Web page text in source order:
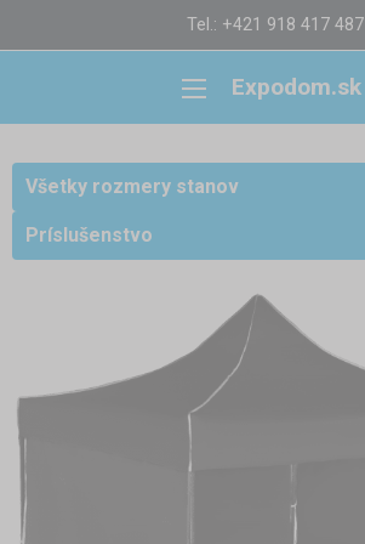
Tel.: +421 918 417 487
Expodom.sk
Všetky rozmery stanov
Príslušenstvo